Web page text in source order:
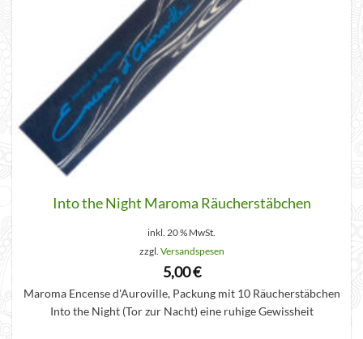
Into the Night Maroma Räucherstäbchen
inkl. 20 % MwSt.
zzgl. Versandspesen
5,00€
Maroma Encense d'Auroville, Packung mit 10 Räucherstäbchen
Into the Night (Tor zur Nacht) eine ruhige Gewissheit